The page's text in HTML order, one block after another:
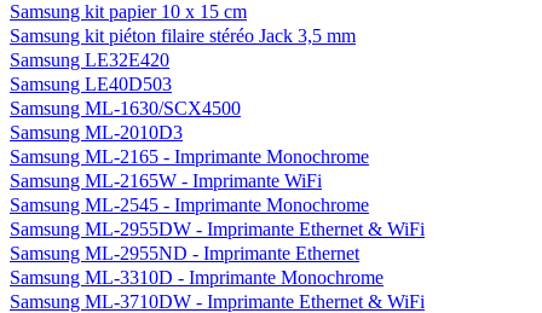
Samsung kit papier 10 x 15 cm
Samsung kit piéton filaire stéréo Jack 3,5 mm
Samsung LE32E420
Samsung LE40D503
Samsung ML-1630/SCX4500
Samsung ML-2010D3
Samsung ML-2165 - Imprimante Monochrome
Samsung ML-2165W - Imprimante WiFi
Samsung ML-2545 - Imprimante Monochrome
Samsung ML-2955DW - Imprimante Ethernet & WiFi
Samsung ML-2955ND - Imprimante Ethernet
Samsung ML-3310D - Imprimante Monochrome
Samsung ML-3710DW - Imprimante Ethernet & WiFi